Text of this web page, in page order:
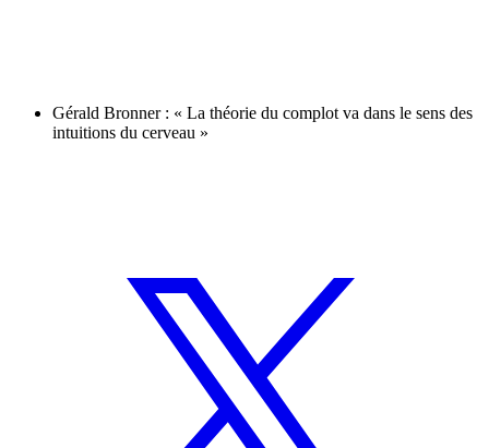
Gérald Bronner : « La théorie du complot va dans le sens des
intuitions du cerveau »